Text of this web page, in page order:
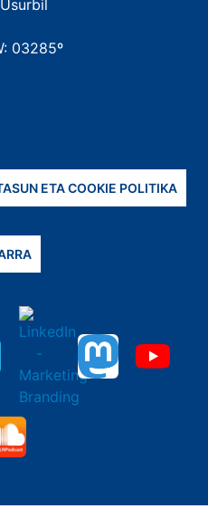
03285º
ETA COOKIE POLITIKA